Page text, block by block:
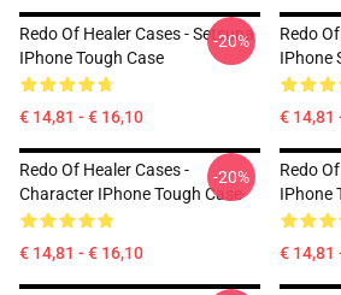
Redo Of Healer Cases - Setsuna
IPhone Tough Case
€ 14,81 - € 16,10
-20%
Redo
IPhone
€ 14,81
Redo Of Healer Cases -
Character IPhone Tough Case
€ 14,81 - € 16,10
-20%
Redo
IPhone
€ 14,81